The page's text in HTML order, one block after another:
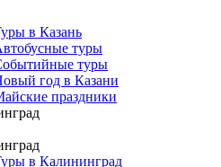
в Казань
туры
туры
год в Казани
праздники
в Калининград